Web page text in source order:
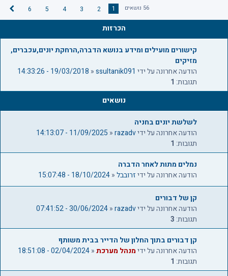
ו
ש
ו
מ
ת
ם
56 נושאים 1
2
3
4
5
6
ב
הכרזות
קישורים מועילים ומידע בנושא הדברה,הרחקת יונים,עכברים,
מזיקים
הודעה אחרונה על ידי ssultanik091
«
19/03/2018 - 14:33:26
תגובות: 1
נושאים
לשלשת יונים בחניה
הודעה אחרונה על ידיrazadv
«
11/09/2025 - 14:13:07
תגובות: 1
נמלים מתות לאחר הדברה
הודעה אחרונה על ידיזרובבל«
18/10/2024 - 15:07:48
קן של דבורים
הודעה אחרונה על ידיrazadv
«
30/06/2024 - 07:41:52
תגובות: 3
קן דבורים בתוך החלון של הדייר בבית משותף
הודעה אחרונה על ידימנהל מערכת«
02/04/2024 - 18:51:08
תגובות: 1